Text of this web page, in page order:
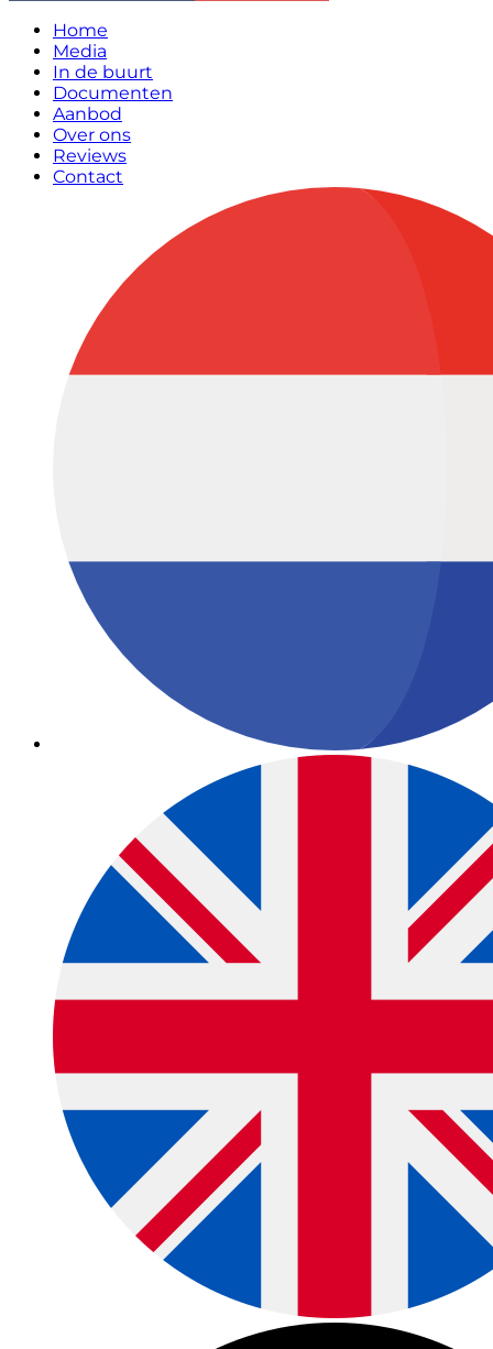
Home
Media
In de buurt
Documenten
Aanbod
Over ons
Reviews
Contact